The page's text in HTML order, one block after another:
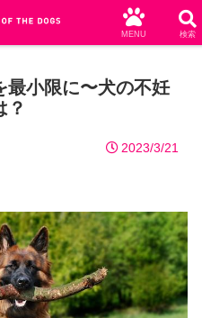
最小限に〜犬の不妊
？
2023/3/21
MENU 検索